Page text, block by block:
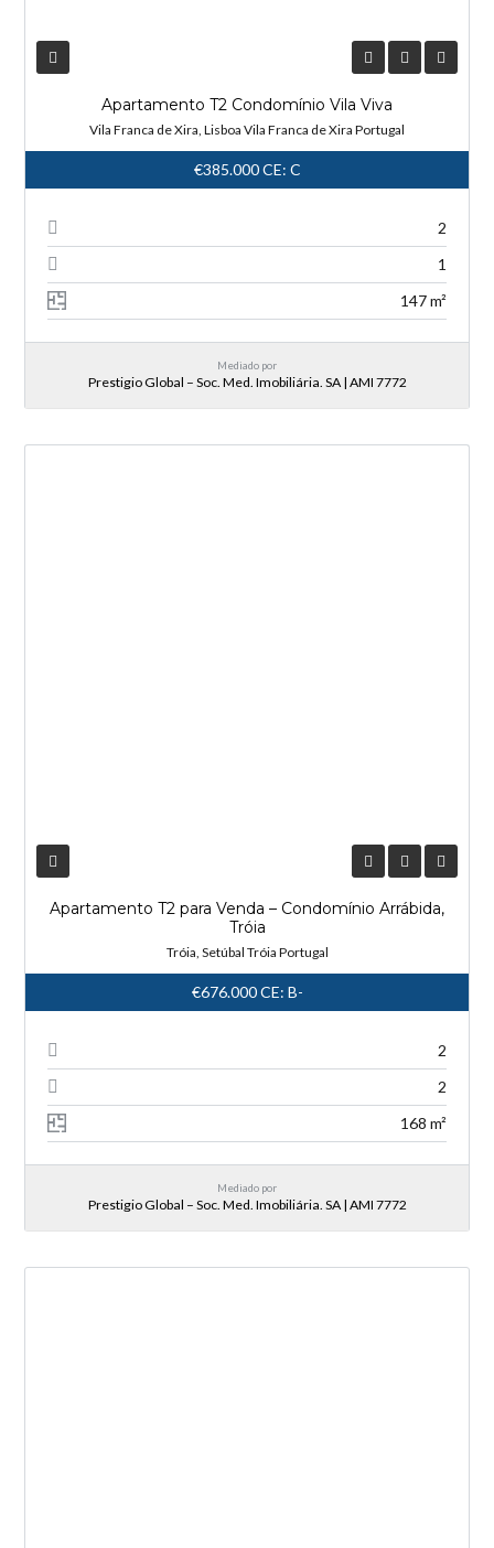
Apartamento T2 Condomínio Vila Viva
Vila Franca de Xira, Lisboa Vila Franca de Xira Portugal
€385.000CE: C
2
1
147 m²
Mediado por
Prestigio Global – Soc. Med. Imobiliária. SA | AMI 7772
Apartamento T2 para Venda – Condomínio Arrábida,
Tróia
Tróia, Setúbal Tróia Portugal
€676.000CE: B-
2
2
168 m²
Mediado por
Prestigio Global – Soc. Med. Imobiliária. SA | AMI 7772